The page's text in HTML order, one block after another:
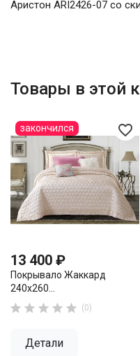
Аристон ARI2426-07 со
Товары в этой
favorite_border
13 400 ₽
Покрывало Жаккард
240х260...
     (0)
Детали
закончился